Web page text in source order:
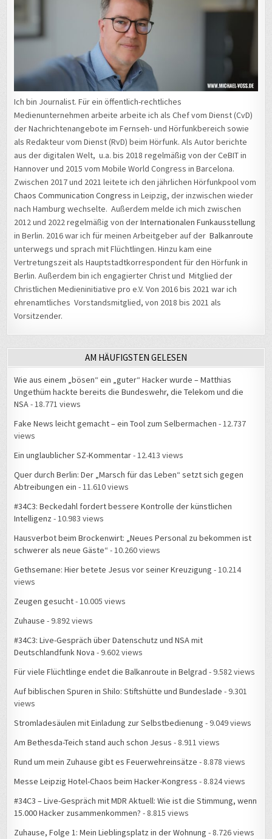
Ich bin Journalist. Für ein öffentlich-rechtliches
Medienunternehmen arbeite arbeite ich als Chef vom Dienst (CvD)
der Nachrichtenangebote im Fernseh- und Hörfunkbereich sowie
als Redakteur vom Dienst (RvD) beim Hörfunk. Als Autor berichte
aus der digitalen Welt, u.a. bis 2018 regelmäßig von der CeBIT in
Hannover und 2015 vom Mobile World Congress in Barcelona.
Zwischen 2017 und 2021 leitete ich den jährlichen Hörfunkpool vom
Chaos Communication Congress in Leipzig, der inzwischen wieder
nach Hamburg wechselte. Außerdem melde ich mich zwischen
2012 und 2022 regelmäßig von derInternationalen Funkausstellung
in Berlin. 2016 war ich für meinen Arbeitgeber auf derBalkanroute
unterwegs und sprach mit Flüchtlingen. Hinzu kam eine
Vertretungszeit als Hauptstadtkorrespondent für den Hörfunk in
Berlin. Außerdem bin ich engagierter Christ und Mitglied der
Christlichen Medieninitiative pro e.V. Von 2016 bis 2021 war ich
ehrenamtliches Vorstandsmitglied, von 2018 bis 2021 als
Vorsitzender.
AM HÄUFIGSTEN GELESEN
Wie aus einem „bösen“ ein „guter“ Hacker wurde – Matthias
Ungethüm hackte bereits die Bundeswehr, die Telekom und die
NSA- 18.771 views
Fake News leicht gemacht – ein Tool zum Selbermachen - 12.737
views
Ein unglaublicher SZ-Kommentar- 12.413 views
Quer durch Berlin: Der „Marsch für das Leben“ setzt sich gegen
Abtreibungen ein - 11.610 views
#34C3: Beckedahl fordert bessere Kontrolle der künstlichen
Intelligenz - 10.983 views
Hausverbot beim Brockenwirt: „Neues Personal zu bekommen ist
schwerer als neue Gäste“ - 10.260 views
Gethsemane: Hier betete Jesus vor seiner Kreuzigung - 10.214
views
Zeugen gesucht- 10.005 views
Zuhause - 9.892 views
#34C3: Live-Gespräch über Datenschutz und NSA mit
Deutschlandfunk Nova - 9.602 views
Für viele Flüchtlinge endet die Balkanroute in Belgrad - 9.582 views
Auf biblischen Spuren in Shilo: Stiftshütte und Bundeslade - 9.301
views
Stromladesäulen mit Einladung zur Selbstbedienung - 9.049 views
Am Bethesda-Teich stand auch schon Jesus - 8.911 views
Rund um mein Zuhause gibt es Feuerwehreinsätze - 8.878 views
Messe Leipzig Hotel-Chaos beim Hacker-Kongress - 8.824 views
#34C3 – Live-Gespräch mit MDR Aktuell: Wie ist die Stimmung, wenn
15.000 Hacker zusammenkommen? - 8.815 views
Zuhause, Folge 1: Mein Lieblingsplatz in der Wohnung - 8.726 views